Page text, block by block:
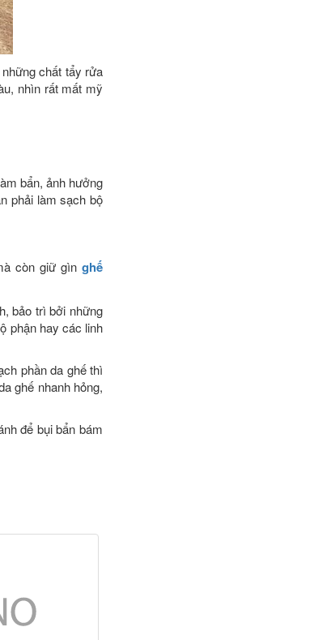
chất tẩy rửa
nhìn rất mất mỹ
bẩn, ảnh hưởng
phải làm sạch bộ
còn giữ gìnghế
bảo trì bởi những
phận hay các linh
phần da ghế thì
ghế nhanh hỏng,
để bụi bẩn bám